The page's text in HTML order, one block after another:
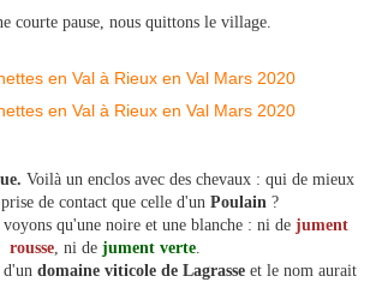
courte pause, nous quittons le village.
Voilà un enclos avec des chevaux : qui de mieux
de contact que celle d'un Poulain ?
qu'une noire et une blanche : ni de jument
rousse, ni de jument verte.
domaine viticole de Lagrasse et le nom aurait